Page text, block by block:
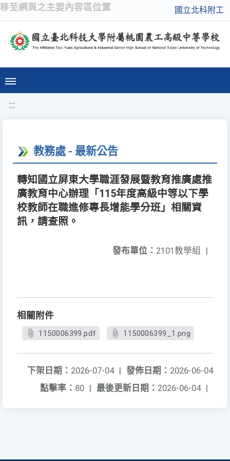
移至網頁之主要內容區位置 國立北科附工
:::
教務處 - 最新公告
轉知國立屏東大學職涯發展暨教育推廣處推
廣教育中心辦理「115年度高級中等以下學
校教師在職進修專長增能學分班」相關資
訊，請查照。
發布單位： 2101教學組 |
相關附件
1150006399.pdf 1150006399_1.png
發佈日期： 2026-06-04
下架日期： 2026-07-04 |
最後更新日期： 2026-06-04 |
點擊率： 80 |